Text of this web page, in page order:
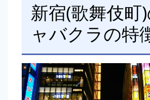
新宿(歌舞伎町
ャバクラの特